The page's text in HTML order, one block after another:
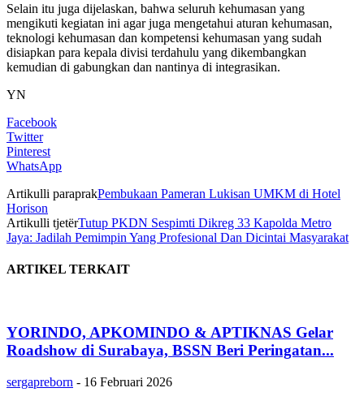
Selain itu juga dijelaskan, bahwa seluruh kehumasan yang
mengikuti kegiatan ini agar juga mengetahui aturan kehumasan,
teknologi kehumasan dan kompetensi kehumasan yang sudah
disiapkan para kepala divisi terdahulu yang dikembangkan
kemudian di gabungkan dan nantinya di integrasikan.
YN
Facebook
Twitter
Pinterest
WhatsApp
Artikulli paraprakPembukaan Pameran Lukisan UMKM di Hotel
Horison
Artikulli tjetërTutup PKDN Sespimti Dikreg 33 Kapolda Metro
Jaya: Jadilah Pemimpin Yang Profesional Dan Dicintai Masyarakat
ARTIKEL TERKAIT
YORINDO, APKOMINDO & APTIKNAS Gelar
Roadshow di Surabaya, BSSN Beri Peringatan...
sergapreborn - 16 Februari 2026